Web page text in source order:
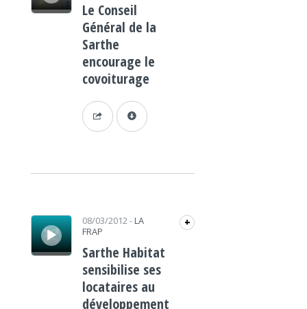
Le Conseil
Général de la
Sarthe
encourage le
covoiturage
Lecteur audio 08/03/2012- LA
FRAP
+
Sarthe Habitat
sensibilise ses
locataires au
développement